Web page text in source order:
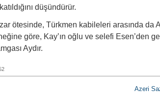
düşündürür.
ötesinde, Türkmen kabileleri arasında da
göre, Kay’ın oğlu ve selefi Esen’den
Aydır.
Azeri